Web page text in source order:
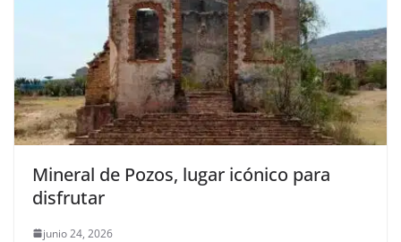
Mineral de Pozos, lugar icónico para
disfrutar
junio 24, 2026